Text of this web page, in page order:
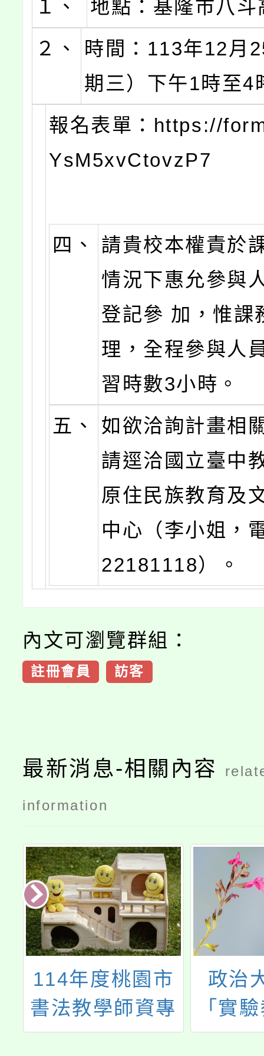
１、
地點：基隆市八斗
２、
時間：113年12月
期三）下午1時至4
報名表單：https://
YsM5xvCtovzP7
四、
請貴校本權責於
情況下惠允參與
登記參 加，惟課
理，全程參與人
習時數3小時。
五、
如欲洽詢計畫相
請逕洽國立臺中
原住民族教育及
中心（李小姐，
22181118）。
內文可瀏覽群組：
註冊會員 訪客
最新消息-相關內容
information
114年度桃園市
書法教學師資專
業成長課程計畫
政治
「實
知能